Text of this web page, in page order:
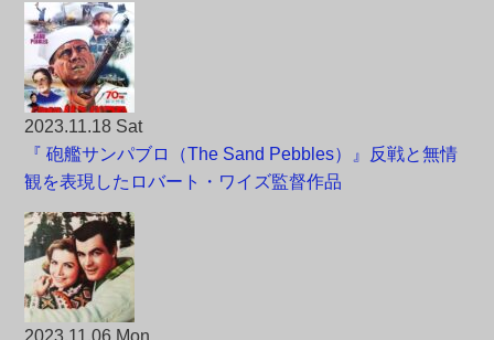
2023.11.18 Sat
『 砲艦サンパブロ（The Sand Pebbles）』反戦と無情
観を表現したロバート・ワイズ監督作品
2023.11.06 Mon